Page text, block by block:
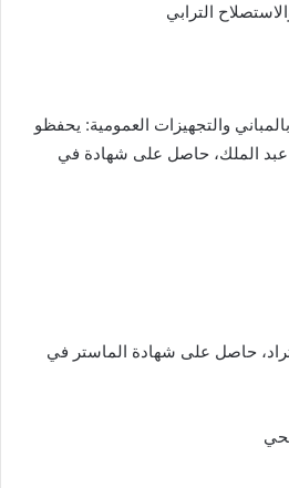
الترابي
والتجهيزات العمومية: يحفظو
الملك، حاصل على شهادة في
حاصل على شهادة الماستر في